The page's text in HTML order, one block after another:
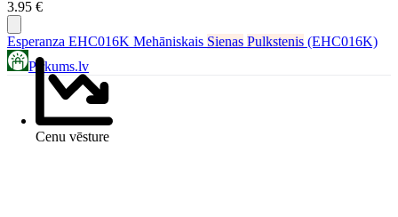
3.95 €
Cenu vēsture
Esperanza EHC016K Mehāniskais Sienas Pulkstenis (EHC016K)
Pirkums.lv